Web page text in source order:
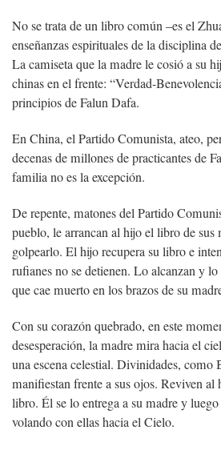
No se trata de un libro común –es el
enseñanzas espirituales de la disciplina
La camiseta que la madre le cosió a su
chinas en el frente: “Verdad-
principios de Falun Dafa.
En China, el Partido Comunista, ateo,
decenas de millones de practicantes de
familia no es la excepción.
De repente, matones del Partido
pueblo, le arrancan al hijo el libro de sus
golpearlo. El hijo recupera su libro e
rufianes no se detienen. Lo alcanzan y
que cae muerto en los brazos de su
Con su corazón quebrado, en este
desesperación, la madre mira hacia el
una escena celestial. Divinidades, como
manifiestan frente a sus ojos. Reviven al
libro. Él se lo entrega a su madre y luego
volando con ellas hacia el Cielo.